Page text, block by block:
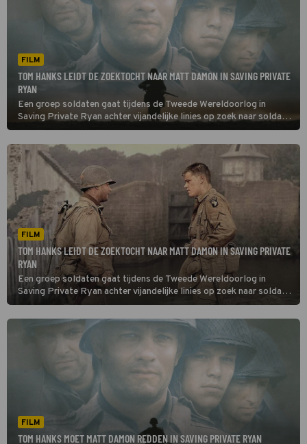
FILM
TOM HANKS LEIDT DE ZOEKTOCHT NAAR MATT DAMON IN SAVING PRIVATE
RYAN
Een groep soldaten gaat tijdens de Tweede Wereldoorlog in
Saving Private Ryan achter vijandelijke linies op zoek naar soldaat
Ryan. Hun doel: zorgen dat hij veilig thuiskomt.
FILM
TOM HANKS LEIDT DE ZOEKTOCHT NAAR MATT DAMON IN SAVING PRIVATE
RYAN
Een groep soldaten gaat tijdens de Tweede Wereldoorlog in
Saving Private Ryan achter vijandelijke linies op zoek naar soldaat
Ryan. Hun doel: zorgen dat hij veilig thuiskomt.
FILM
TOM HANKS MOET MATT DAMON REDDEN IN SAVING PRIVATE RYAN